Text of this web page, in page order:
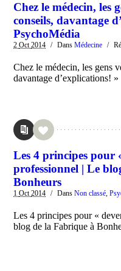
Chez le médecin, les
conseils, davantage
PsychoMédia
2Oct2014 / DansMédecine /
Chez le médecin, les gens
davantage d’explications!
Les 4 principes pour
professionnel | Le
Bonheurs
1Oct2014 / DansNon classé,
Les 4 principes pour «
blog de la Fabrique à